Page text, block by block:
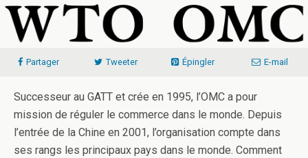
Partager Tweeter Épingler E-mail
Successeur au GATT et crée en 1995, l’OMC a pour
mission de réguler le commerce dans le monde. Depuis
l’entrée de la Chine en 2001, l’organisation compte dans
ses rangs les principaux pays dans le monde. Comment